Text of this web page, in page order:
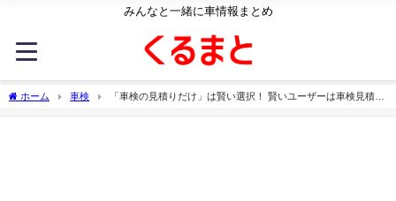
みんなと一緒に車情報まとめ
ホーム 車検
「車検の見積りだけ」は賢い選択！ 賢いユーザーは車検見積り